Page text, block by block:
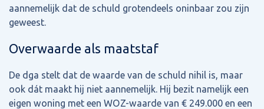
aannemelijk dat de schuld grotendeels oninbaar zou zijn
geweest.
Overwaarde als maatstaf
De dga stelt dat de waarde van de schuld nihil is, maar
ook dát maakt hij niet aannemelijk. Hij bezit namelijk een
eigen woning met een WOZ-waarde van € 249.000 en een